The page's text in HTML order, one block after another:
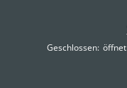
Klicken, um weitere
Geschlossen: